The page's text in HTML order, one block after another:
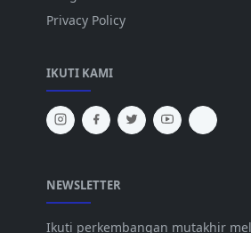
Privacy Policy
IKUTI KAMI
NEWSLETTER
Ikuti perkembangan mutakhir